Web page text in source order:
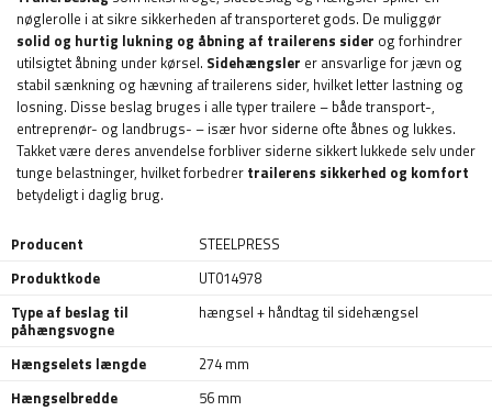
nøglerolle i at sikre sikkerheden af transporteret gods. De muliggør
solid og hurtig lukning og åbning af trailerens sider og forhindrer
utilsigtet åbning under kørsel. Sidehængsler er ansvarlige for jævn og
stabil sænkning og hævning af trailerens sider, hvilket letter lastning og
losning. Disse beslag bruges i alle typer trailere – både transport-,
entreprenør- og landbrugs- – især hvor siderne ofte åbnes og lukkes.
Takket være deres anvendelse forbliver siderne sikkert lukkede selv under
tunge belastninger, hvilket forbedrer trailerens sikkerhed og komfort
betydeligt i daglig brug.
Producent
STEELPRESS
Produktkode
UT014978
Type af beslag til
påhængsvogne
hængsel + håndtag til sidehængsel
Hængselets længde
274 mm
Hængselbredde
56 mm